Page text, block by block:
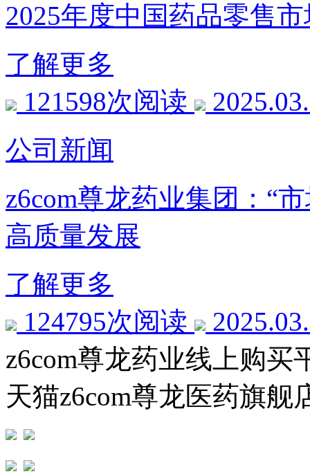
2025年度中国药品零售
了解更多
121598次阅读
公司新闻
z6com尊龙药业集团：“
高质量发展
了解更多
124795次阅读
z6com尊龙药业线上购买
天猫z6com尊龙医药旗舰